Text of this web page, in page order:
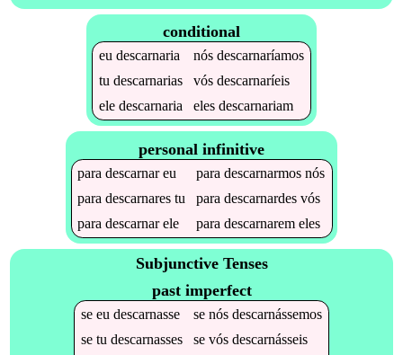
conditional
eu descarnaria nós descarnaríamos
tu descarnarias vós descarnaríeis
ele descarnaria eles descarnariam
personal infinitive
paradescarnareu paradescarnarmos nós
paradescarnares tu paradescarnardes vós
paradescarnarele paradescarnarem eles
Subjunctive Tenses
past imperfect
se eu descarnasse se nós descarnássemos
se tu descarnasses se vós descarnásseis